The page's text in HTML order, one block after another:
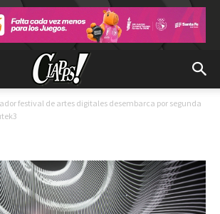
festival de artes digitales desembarca por segunda